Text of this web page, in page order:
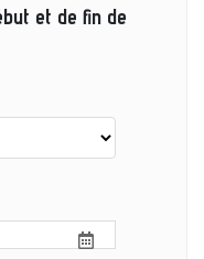
et de fin de